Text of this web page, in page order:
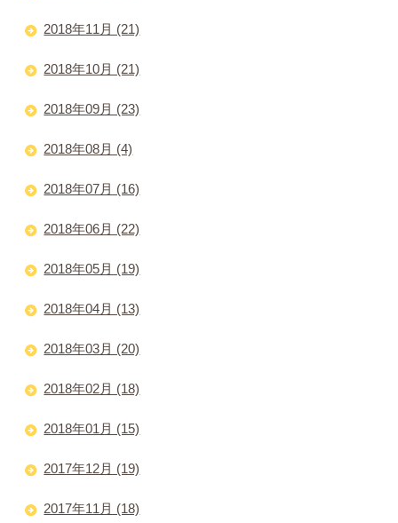
2018年11月 (21)
2018年10月 (21)
2018年09月 (23)
2018年08月 (4)
2018年07月 (16)
2018年06月 (22)
2018年05月 (19)
2018年04月 (13)
2018年03月 (20)
2018年02月 (18)
2018年01月 (15)
2017年12月 (19)
2017年11月 (18)